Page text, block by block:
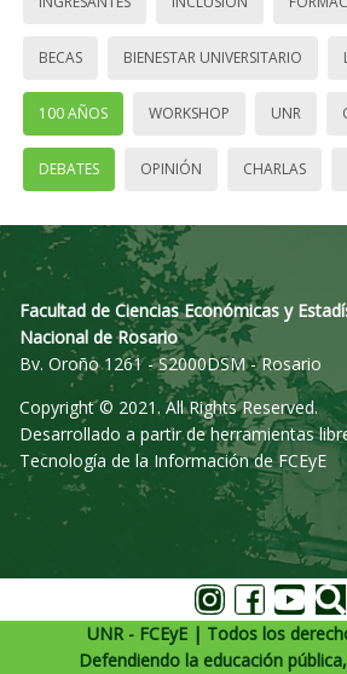
BECAS BIENESTAR UNIVERSITARIO
100 AÑOS WORKSHOP UNR
DEBATES OPINIÓN CHARLAS
Facultad de Ciencias Económicas y
Nacional de Rosario
Bv. Oroño 1261 - S2000DSM - Rosario
Copyright © 2021. All Rights Reserved.
Desarrollado a partir de herramientas
Tecnología de la Información de FCEyE
UNR - FCEyE | Todos los
Defendiendo la educación